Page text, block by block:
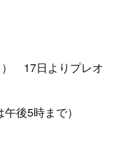
） 17日よりプレオ
後5時まで）